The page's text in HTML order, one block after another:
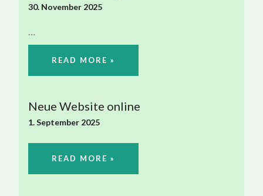
30. November 2025
READ MORE »
Neue Website online
1. September 2025
READ MORE »